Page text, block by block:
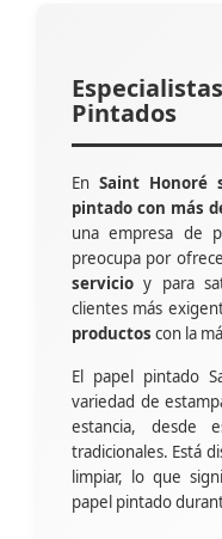
Pintados
En Saint Honoré
pintado con más
una empresa de
preocupa por
servicio y para
clientes más
productos con la
El papel pintado
variedad de
estancia, desde
tradicionales. Está
limpiar, lo que
papel pintado